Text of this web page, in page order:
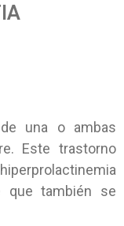
una o ambas
Este trastorno
que también se